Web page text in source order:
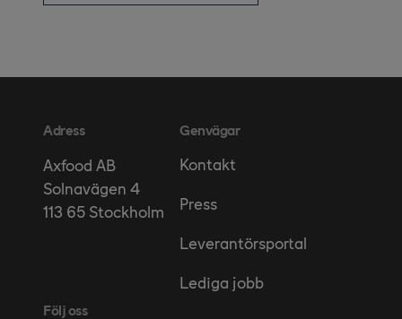
Adress
Axfood AB
Solnavägen 4
113 65 Stockholm
Genvägar
Kontakt
Press
Leverantörsportal
Lediga jobb
Följ oss